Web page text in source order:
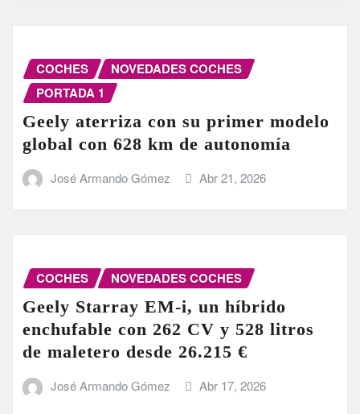
COCHES
NOVEDADES COCHES
PORTADA 1
Geely aterriza con su primer modelo
global con 628 km de autonomía
José Armando Gómez Abr 21, 2026
COCHES NOVEDADES COCHES
Geely Starray EM-i, un híbrido
enchufable con 262 CV y 528 litros
de maletero desde 26.215 €
José Armando Gómez Abr 17, 2026